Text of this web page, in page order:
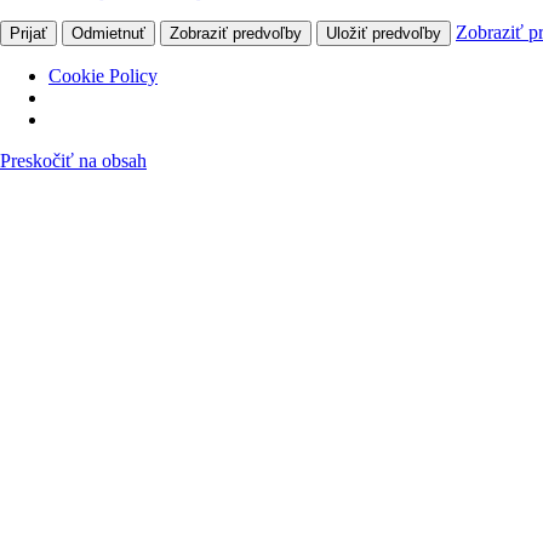
Prijať Odmietnuť Zobraziť predvoľby Uložiť predvoľby Zobraziť
Cookie Policy
Preskočiť na obsah